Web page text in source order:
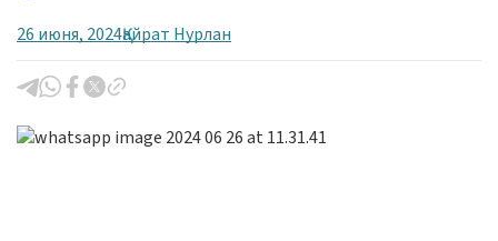
26 июня, 2024Қайрат Нурлан